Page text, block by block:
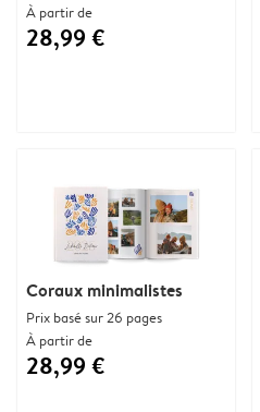
Coraux minimalistes
Prix basé sur 26 pages
À partir de
28,99 €
À partir de
28,99 €